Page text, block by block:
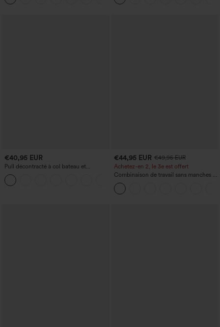
€40,95 EUR
Pull décontracté à col bateau et
manches chauve-souris
€44,95 EUR €49,95 EUR
Achetez-en 2, le 3e est offert
Combinaison de travail sans manches à
encolure bateau, côtés noués, toucher
frais, rayée, avec poches — Édition Easy
Peezy